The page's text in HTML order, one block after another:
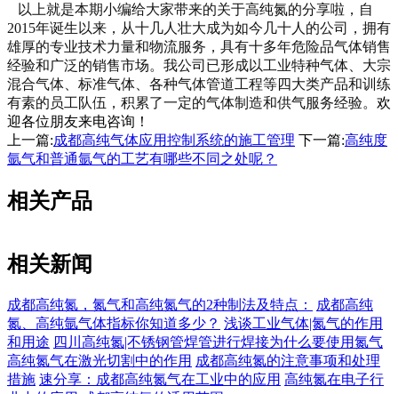
以上就是本期小编给大家带来的关于高纯氮的分享啦，自
2015年诞生以来，从十几人壮大成为如今几十人的公司，拥有
雄厚的专业技术力量和物流服务，具有十多年危险品气体销售
经验和广泛的销售市场。我公司已形成以工业特种气体、大宗
混合气体、标准气体、各种气体管道工程等四大类产品和训练
有素的员工队伍，积累了一定的气体制造和供气服务经验。 欢
迎各位朋友来电咨询！
上一篇:成都高纯气体应用控制系统的施工管理 下一篇:高纯度
氩气和普通氩气的工艺有哪些不同之处呢？
相关产品
相关新闻
成都高纯氮，氮气和高纯氮气的2种制法及特点：
成都高纯
氮、高纯氩气体指标你知道多少？ 浅谈工业气体|氮气的作用
和用途 四川高纯氮|不锈钢管焊管进行焊接为什么要使用氮气
高纯氮气在激光切割中的作用 成都高纯氮的注意事项和处理
措施 速分享：成都高纯氮气在工业中的应用 高纯氮在电子行